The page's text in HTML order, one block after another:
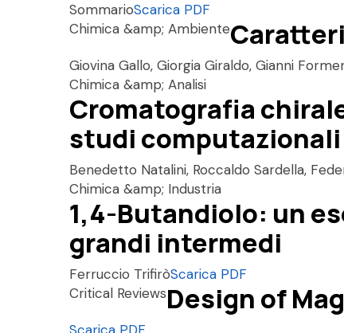
SommarioScarica PDF
Chimica &amp; Ambiente
Giovina Gallo, Giorgia Giraldo, Gianni
Chimica &amp; Analisi
Cromatografia
studi computazionali
Benedetto Natalini, Roccaldo Sardella,
Chimica &amp; Industria
1,4-Butandiolo: un
grandi intermedi
Ferruccio TrifiròScarica PDF
Critical ReviewsDesign of